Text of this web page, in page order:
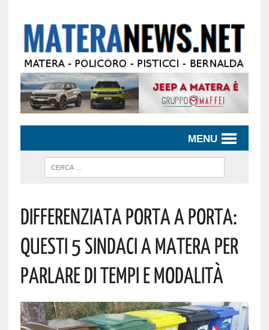
MENU
Differenziata Porta A Porta:
Questi 5 Sindaci A Matera Per
Parlare Di Tempi E Modalità